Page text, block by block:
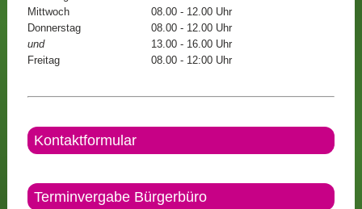
Mittwoch
08.00 - 12.00 Uhr
Donnerstag
08.00 - 12.00 Uhr
und
13.00 - 16.00 Uhr
Freitag
08.00 - 12:00 Uhr
Kontaktformular
Terminvergabe Bürgerbüro